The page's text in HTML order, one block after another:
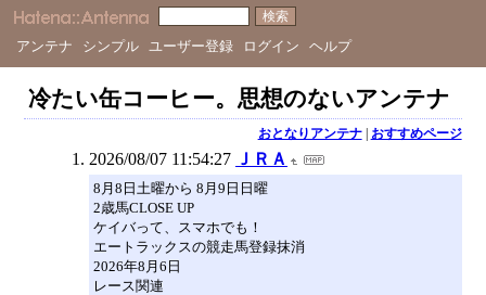
アンテナ シンプル ユーザー登録 ログイン ヘルプ
冷たい缶コーヒー。思想のないアンテナ
おとなりアンテナ| おすすめページ
2026/08/07 11:54:27 ＪＲＡ
8月8日土曜から 8月9日日曜
2歳馬CLOSE UP
ケイバって、スマホでも！
エートラックスの競走馬登録抹消
2026年8月6日
レース関連